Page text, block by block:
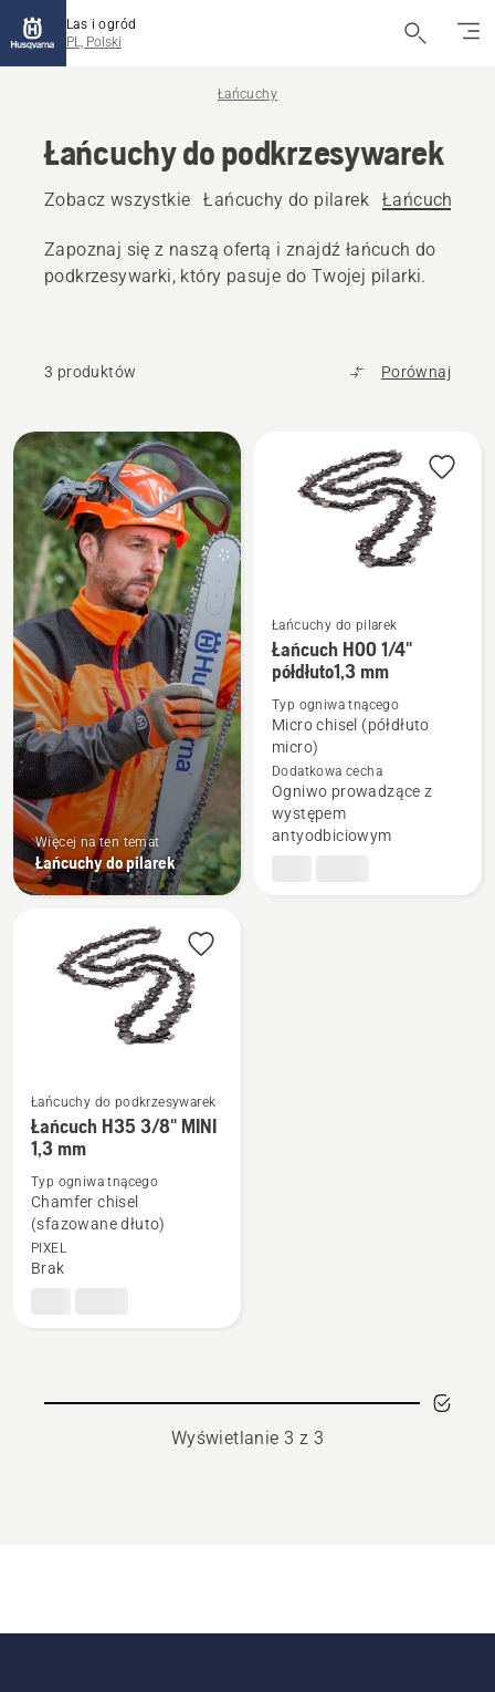
Las i ogród
PL, Polski
Łańcuchy
Łańcuchy do podkrzesywarek
Zobacz wszystkie Łańcuchy do pilarek Łańcuchy do
Zapoznaj się z naszą ofertą i znajdź łańcuch do
podkrzesywarki, który pasuje do Twojej pilarki.
3 produktów Porównaj
Wszystkie
produkty
Więcej na ten temat
Łańcuchy do pilarek
Zobacz
więcej
szczegółów
Łańcuch
H00
1/4"
Łańcuchy do pilarek
Łańcuch H00 1/4"
półdłuto1,3 mm
Typ ogniwa tnącego
Micro chisel (półdłuto
micro)
Dodatkowa cecha
Ogniwo prowadzące z
występem
antyodbiciowym
Zobacz
więcej
szczegółów
Łańcuch
H35
Łańcuchy do podkrzesywarek
Łańcuch H35 3/8" MINI
1,3 mm
Typ ogniwa tnącego
Chamfer chisel
(sfazowane dłuto)
PIXEL
Brak
Wyświetlanie 3 z 3